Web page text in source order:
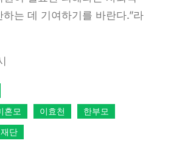
하는 데 기여하기를 바란다.”라
혼모 이효천
한부모
단